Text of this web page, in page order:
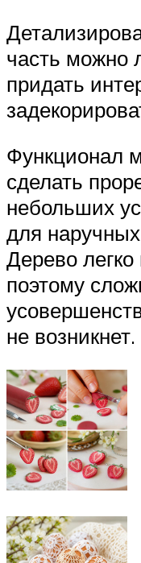
часть можно
придать
Функционал
сделать
небольших
для
Дерево легко
поэтому
не возникнет.